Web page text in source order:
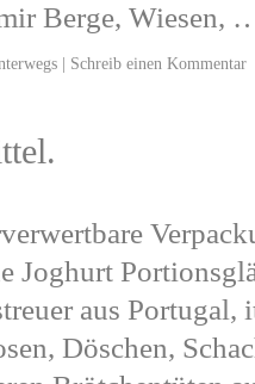
Berge, Wiesen,
| Schreib einen Kommentar
Joghurt
aus Portugal,
Döschen,